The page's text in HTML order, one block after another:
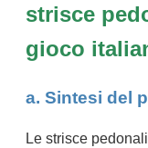
strisce
gioco
a. Sintesi del
Le strisce